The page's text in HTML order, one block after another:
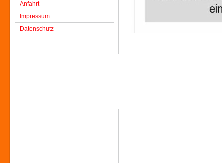
Anfahrt
Impressum
Datenschutz